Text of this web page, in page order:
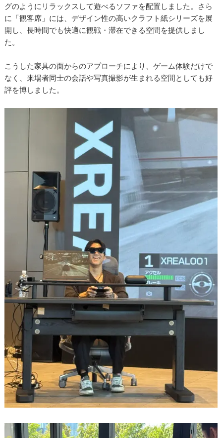
グのようにリラックスして遊べるソファを配置しました。さら
に「観客席」には、デザイン性の高いクラフト紙シリーズを展
開し、長時間でも快適に観戦・滞在できる空間を提供しまし
た。
こうした家具の面からのアプローチにより、ゲーム体験だけで
なく、来場者同士の会話や写真撮影が生まれる空間としても好
評を博しました。